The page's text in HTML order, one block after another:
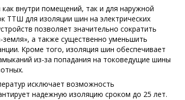
внутри помещений, так и для наружной
ТТШ для изоляции шин на электрических
позволяет значительно сократить
а также существенно уменьшить
Кроме того, изоляция шин обеспечивает
из-за попадания на токоведущие шины
исключает возможность
надежную изоляцию сроком до 25 лет.